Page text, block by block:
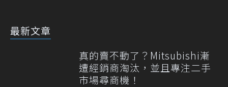
最新文章
真的賣不動了？Mitsubishi漸
遭經銷商淘汰，並且專注二手
市場尋商機！